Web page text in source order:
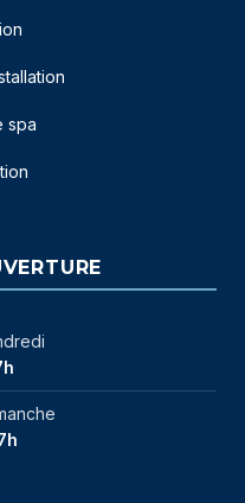
spa